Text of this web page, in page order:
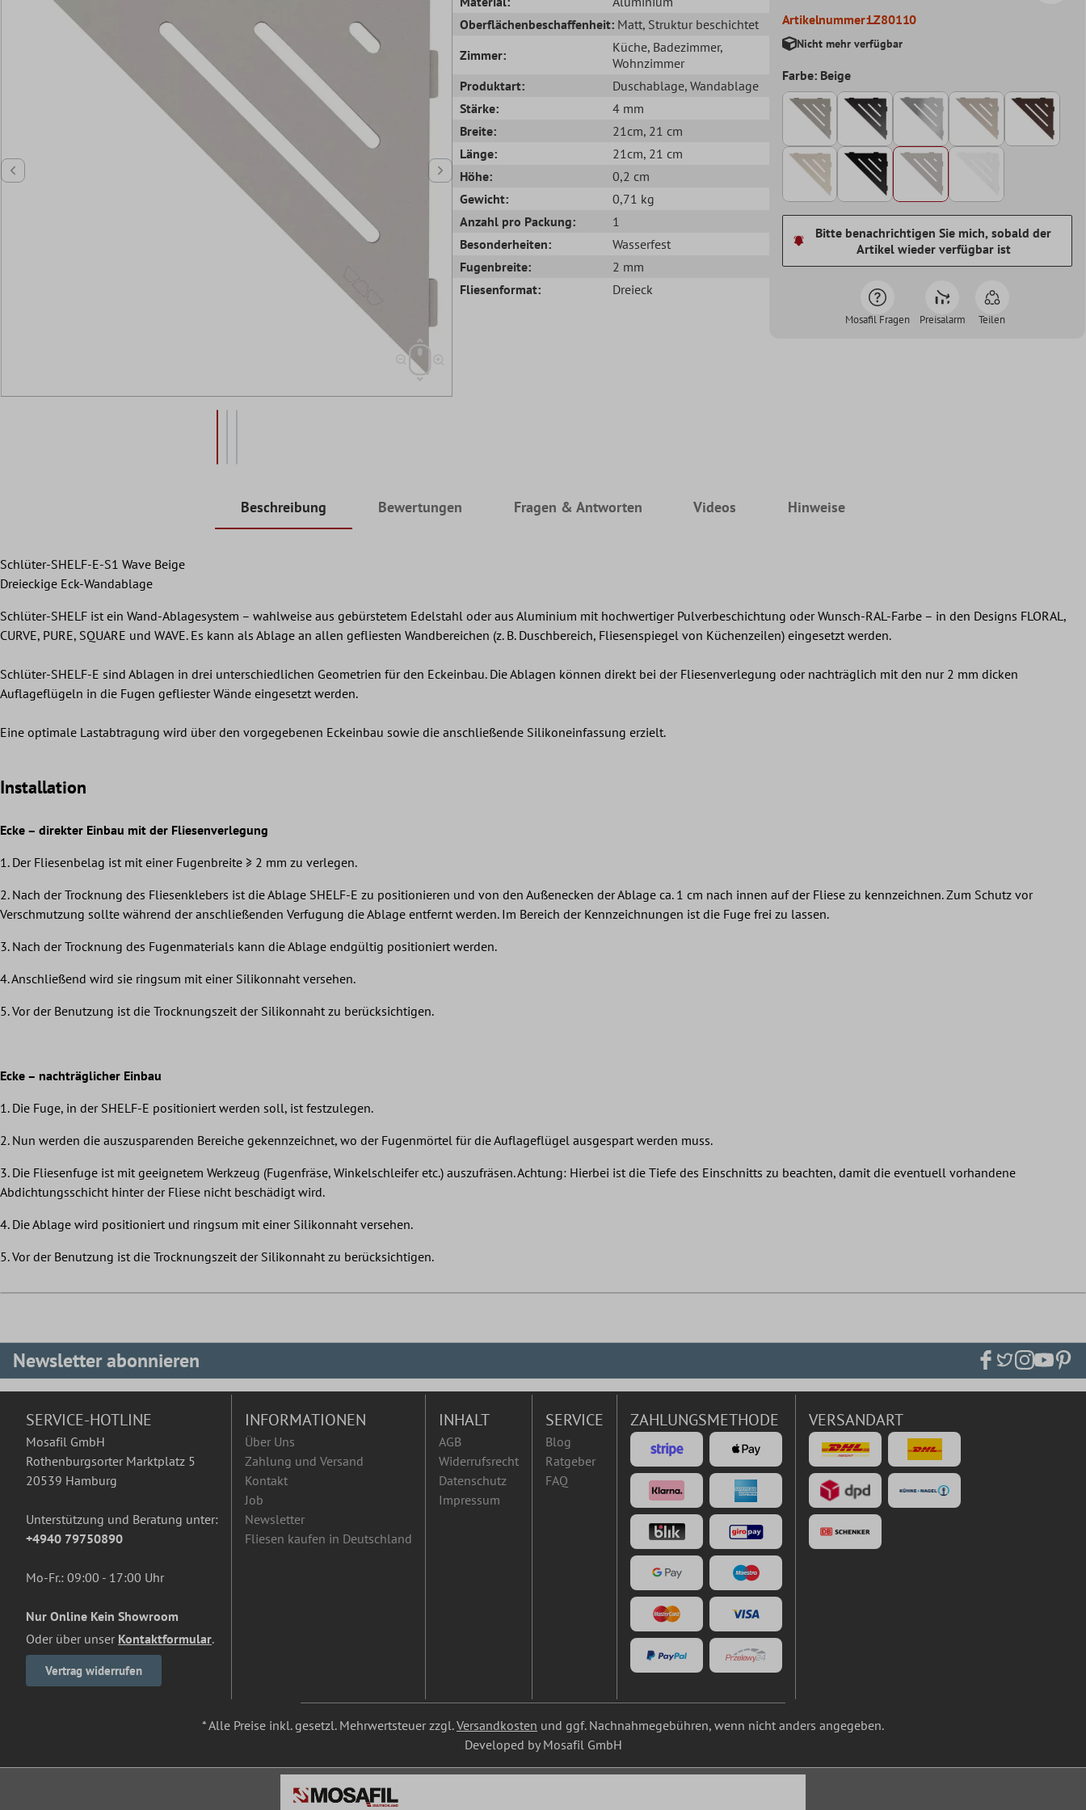
Oberflächenbeschaffenheit: Matt, Struktur beschichtet
Zimmer:
Küche, Badezimmer,
Wohnzimmer
Produktart:
Duschablage, Wandablage
Stärke:
4 mm
Breite:
21cm, 21 cm
Länge:
21cm, 21 cm
Höhe:
0,2 cm
Gewicht:
0,71 kg
Anzahl pro Packung:
1
Besonderheiten:
Wasserfest
Fugenbreite:
2 mm
Fliesenformat:
Dreieck
Artikelnummer:LZ80110
Nicht mehr verfügbar
Farbe: Beige
Bitte benachrichtigen Sie mich, sobald der
Artikel wieder verfügbar ist
Mosafil Fragen Preisalarm Teilen
Beschreibung Bewertungen Fragen & Antworten Videos Hinweise
Schlüter-SHELF-E-S1 Wave Beige
Dreieckige Eck-Wandablage
Schlüter-SHELF ist ein Wand-Ablagesystem – wahlweise aus gebürstetem Edelstahl oder aus Aluminium mit hochwertiger Pulverbeschichtung oder Wunsch-RAL-Farbe – in den Designs FLORAL,
CURVE, PURE, SQUARE und WAVE. Es kann als Ablage an allen gefliesten Wandbereichen (z. B. Duschbereich, Fliesenspiegel von Küchenzeilen) eingesetzt werden.
Schlüter-SHELF-E sind Ablagen in drei unterschiedlichen Geometrien für den Eckeinbau. Die Ablagen können direkt bei der Fliesenverlegung oder nachträglich mit den nur 2 mm dicken
Auflageflügeln in die Fugen gefliester Wände eingesetzt werden.
Eine optimale Lastabtragung wird über den vorgegebenen Eckeinbau sowie die anschließende Silikoneinfassung erzielt.
Installation
Ecke – direkter Einbau mit der Fliesenverlegung
1. Der Fliesenbelag ist mit einer Fugenbreite ≥ 2 mm zu verlegen.
2. Nach der Trocknung des Fliesenklebers ist die Ablage SHELF-E zu positionieren und von den Außenecken der Ablage ca. 1 cm nach innen auf der Fliese zu kennzeichnen. Zum Schutz vor
Verschmutzung sollte während der anschließenden Verfugung die Ablage entfernt werden. Im Bereich der Kennzeichnungen ist die Fuge frei zu lassen.
3. Nach der Trocknung des Fugenmaterials kann die Ablage endgültig positioniert werden.
4. Anschließend wird sie ringsum mit einer Silikonnaht versehen.
5. Vor der Benutzung ist die Trocknungszeit der Silikonnaht zu berücksichtigen.
Ecke – nachträglicher Einbau
1. Die Fuge, in der SHELF-E positioniert werden soll, ist festzulegen.
2. Nun werden die auszusparenden Bereiche gekennzeichnet, wo der Fugenmörtel für die Auflageflügel ausgespart werden muss.
3. Die Fliesenfuge ist mit geeignetem Werkzeug (Fugenfräse, Winkelschleifer etc.) auszufräsen. Achtung: Hierbei ist die Tiefe des Einschnitts zu beachten, damit die eventuell vorhandene
Abdichtungsschicht hinter der Fliese nicht beschädigt wird.
4. Die Ablage wird positioniert und ringsum mit einer Silikonnaht versehen.
5. Vor der Benutzung ist die Trocknungszeit der Silikonnaht zu berücksichtigen.
Newsletter abonnieren
SERVICE-HOTLINE
Mosafil GmbH
Rothenburgsorter Marktplatz 5
20539 Hamburg
Unterstützung und Beratung unter:
+4940 79750890
Mo-Fr.: 09:00 - 17:00 Uhr
Nur Online Kein Showroom
Oder über unser Kontaktformular.
Vertrag widerrufen
INFORMATIONEN
Über Uns
Zahlung und Versand
Kontakt
Job
Newsletter
Fliesen kaufen in Deutschland
INHALT
AGB
Widerrufsrecht
Datenschutz
Impressum
SERVICE
Blog
Ratgeber
FAQ
ZAHLUNGSMETHODE VERSANDART
* Alle Preise inkl. gesetzl. Mehrwertsteuer zzgl.Versandkosten und ggf. Nachnahmegebühren, wenn nicht anders angegeben.
Developed by Mosafil GmbH